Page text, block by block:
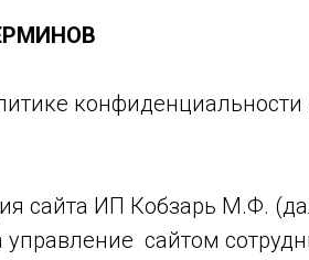
сайта ИП Кобзарь М.Ф.
сайтом